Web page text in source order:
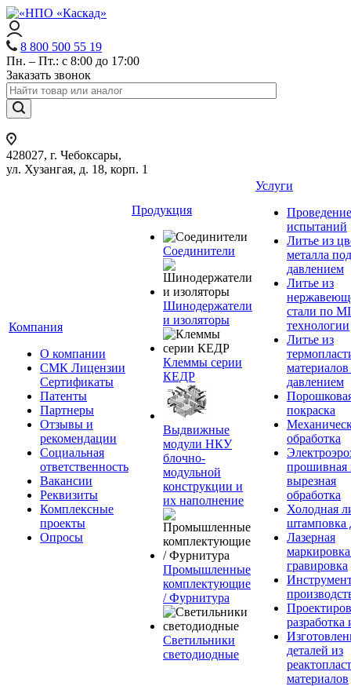
8 800 500 55 19
Пн. – Пт.: с 8:00 до 17:00
Заказать звонок
428027, г. Чебоксары,
ул. Хузангая, д. 18, корп. 1
Компания
О компании
СМК Лицензии
Сертификаты
Патенты
Партнеры
Отзывы и
рекомендации
Социальная
ответственность
Вакансии
Реквизиты
Комплексные
проекты
Опросы
Продукция
Соединители
Шинодержатели
и изоляторы
Клеммы серии
КЕДР
Выдвижные
модули НКУ
блочно-
модульной
конструкции и
их наполнение
Промышленные
комплектующие
/ Фурнитура
Светильники
светодиодные
Услуги
Проведение
испытаний
Литье из
металла под
давлением
Литье из
стали по
технологии
Литье из
давлением
покраска
обработка
прошивная
вырезная
обработка
Холодная
штамповка
Лазерная
гравировка
разработка
деталей из
материалов